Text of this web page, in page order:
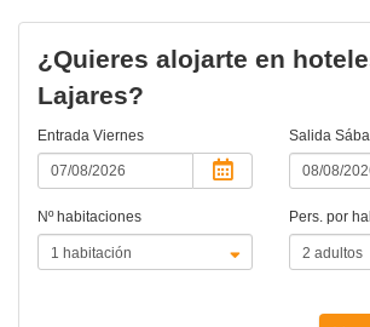
¿Quieres alojarte en
Lajares?
Entrada Viernes Salida
Nº habitaciones Pers. por